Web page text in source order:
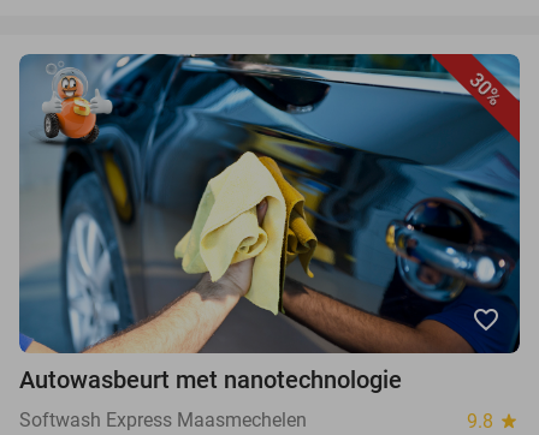
30%
favorite_border
Autowasbeurt met nanotechnologie
Softwash Express Maasmechelen 9.8 star